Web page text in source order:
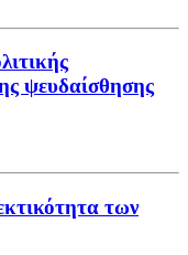
ψευδαίσθησης
των